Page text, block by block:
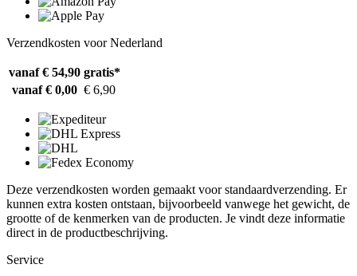
Verzendkosten voor Nederland
vanaf € 54,90 gratis*
vanaf € 0,00 € 6,90
Deze verzendkosten worden gemaakt voor standaardverzending. Er
kunnen extra kosten ontstaan, bijvoorbeeld vanwege het gewicht, de
grootte of de kenmerken van de producten. Je vindt deze informatie
direct in de productbeschrijving.
Service